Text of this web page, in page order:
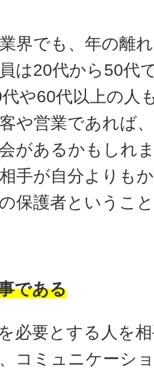
界でも、年の離
は20代から50代
代や60代以上の人
や営業であれば
があるかもしれ
手が自分よりも
保護者というこ
である
必要とする人を
コミュニケーシ